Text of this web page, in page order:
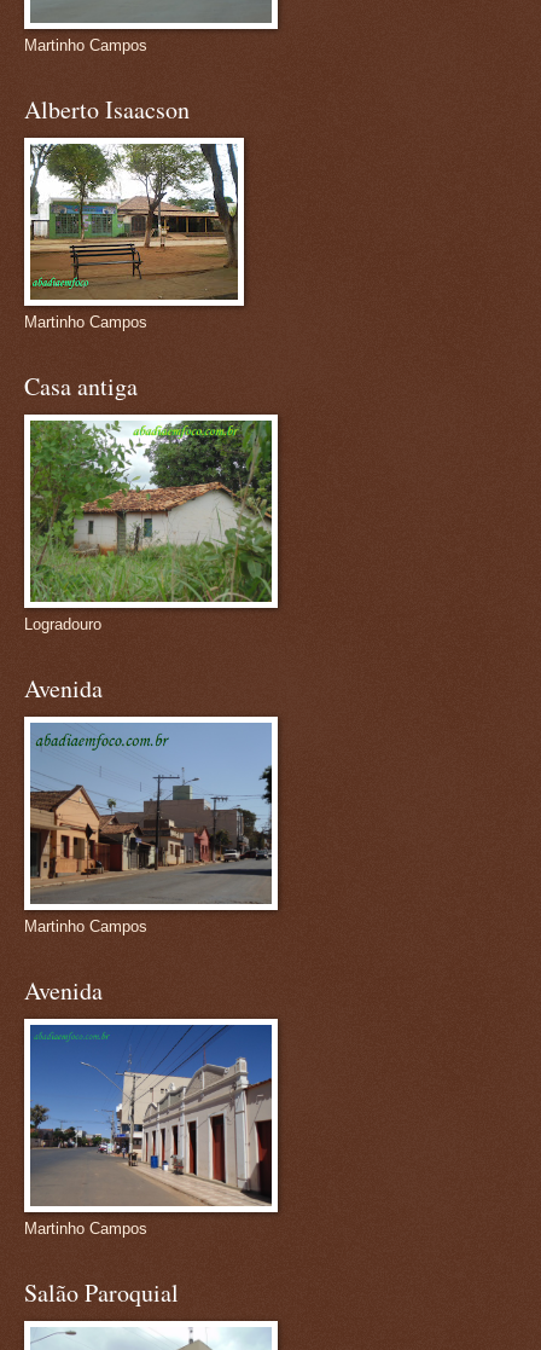
Martinho Campos
Alberto Isaacson
Martinho Campos
Casa antiga
Logradouro
Avenida
Martinho Campos
Avenida
Martinho Campos
Salão Paroquial